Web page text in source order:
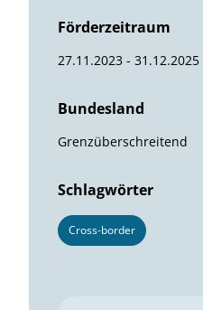
Förderzeitraum
27.11.2023 - 31.12.2025
Bundesland
Grenzüberschreitend
Schlagwörter
Cross-border